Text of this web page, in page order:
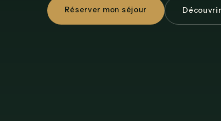
Réserver mon séjour